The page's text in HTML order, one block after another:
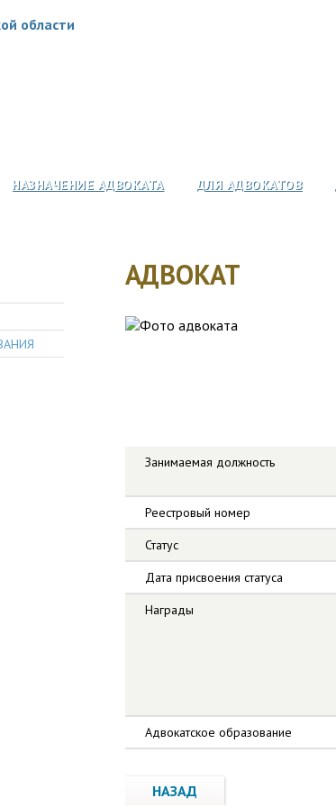
НАЗНАЧЕНИЕ АДВОКАТА ДЛЯ АДВОКАТОВ
АДВОКАТ
Занимаемая должность
Реестровый номер
Статус
Дата присвоения статуса
Награды
Адвокатское образование
НАЗАД